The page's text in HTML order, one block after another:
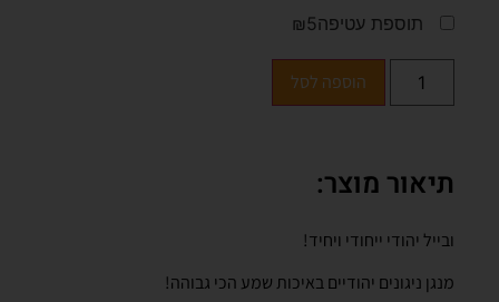
תוספת עטיפה₪5
הוספה לסל
תיאור מוצר:
ובייל יהודי ייחודי ויחיד!
מנגן ניגונים יהודיים באיכות שמע הכי גבוהה!